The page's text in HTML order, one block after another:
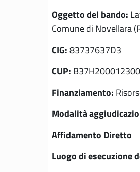
Oggetto del bando:
Comune di Novellara
CIG: 83737637D3
CUP:
Finanziamento:
Modalità
Affidamento Diretto
Luogo di esecuzione